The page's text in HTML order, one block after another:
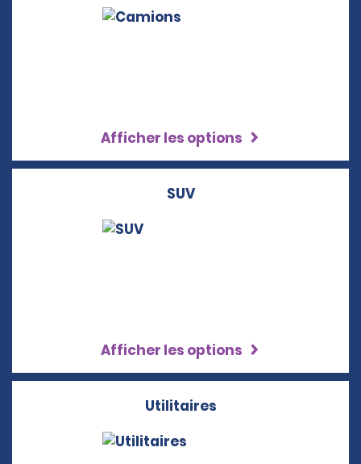
Afficher les options
SUV
Afficher les options
Utilitaires